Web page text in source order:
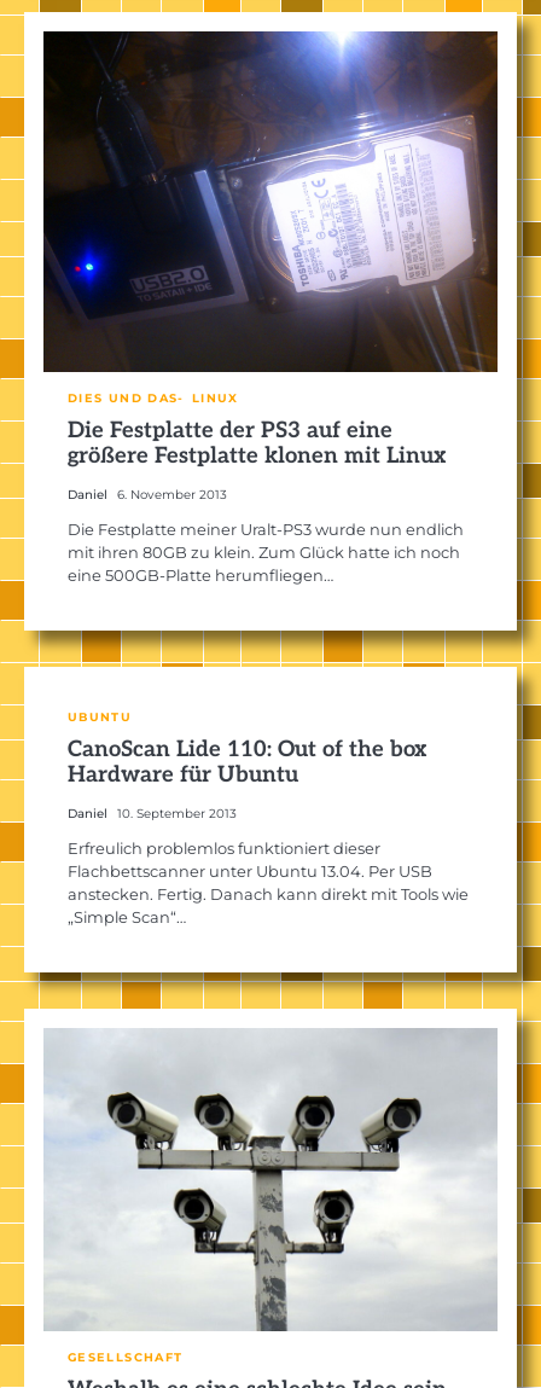
DIES UND DAS LINUX
Die Festplatte der PS3 auf eine
größere Festplatte klonen mit Linux
Daniel 6. November 2013
Die Festplatte meiner Uralt-PS3 wurde nun endlich
mit ihren 80GB zu klein. Zum Glück hatte ich noch
eine 500GB-Platte herumfliegen…
UBUNTU
CanoScan Lide 110: Out of the box
Hardware für Ubuntu
Daniel 10. September 2013
Erfreulich problemlos funktioniert dieser
Flachbettscanner unter Ubuntu 13.04. Per USB
anstecken. Fertig. Danach kann direkt mit Tools wie
„Simple Scan“…
GESELLSCHAFT